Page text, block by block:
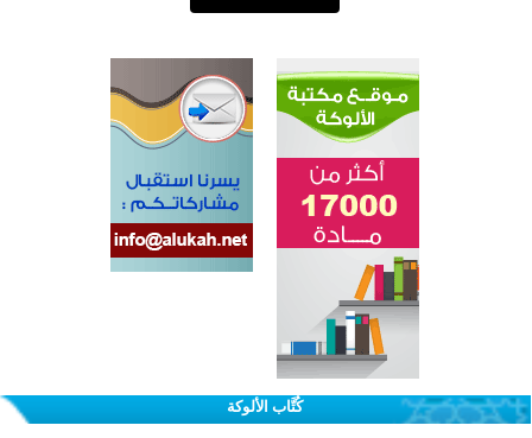
كُتَّاب الألوكة
اختتام الدورة التاسعة لمسابقة حفظ وتلاوة القرآن الكريم في أزناكاييف
تيسليتش تختتم برنامجا تعليميا لتعزيز القيم وبناء الشخصية للشباب المسلمين
اختتام منافسات قرآنية متميزة في بنغلاديش بمشاركة 3000 متسابق